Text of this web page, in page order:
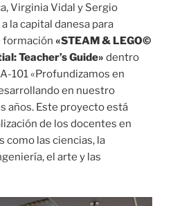
Virginia Vidal y Sergio
la capital danesa para
formación «STEAM & LEGO©
Teacher’s Guide» dentro
101 «Profundizamos en
en nuestro
años. Este proyecto está
de los docentes en
las ciencias, la
el arte y las